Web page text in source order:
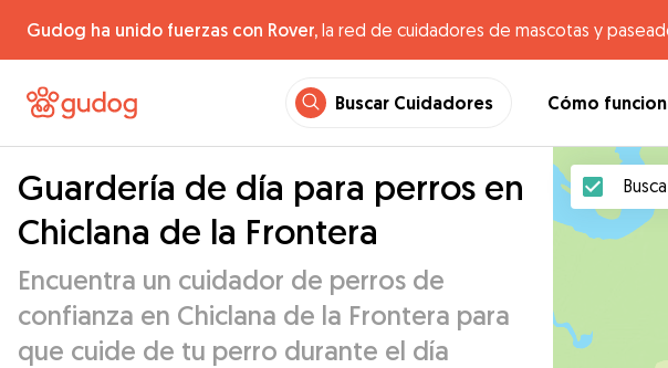
Gudog ha unido fuerzas con Rover, la red de cuidadores de mascotas y
Buscar Cuidadores Cómo
Guardería de día para perros en
Chiclana de la Frontera
Encuentra un cuidador de perros de
confianza en Chiclana de la Frontera para
que cuide de tu perro durante el día